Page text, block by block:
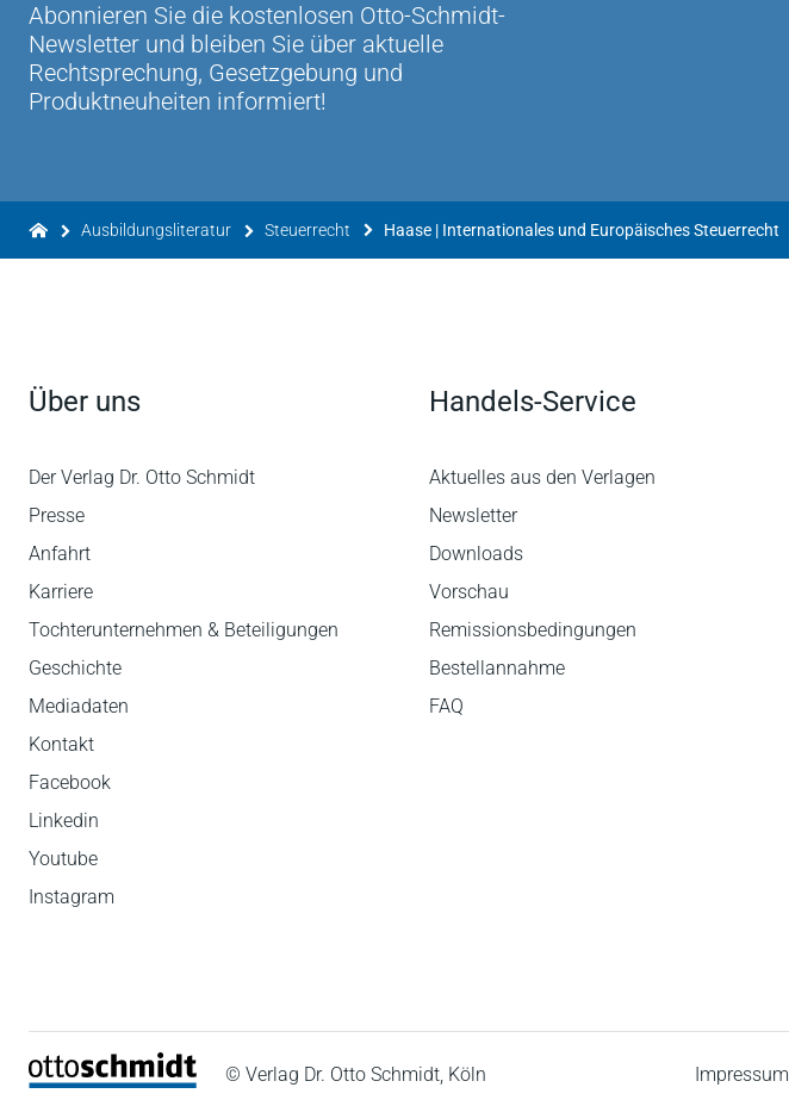
Abonnieren Sie die kostenlosen Otto-Schmidt-
Newsletter und bleiben Sie über aktuelle
Rechtsprechung, Gesetzgebung und
Produktneuheiten informiert!
Ausbildungsliteratur Steuerrecht Haase | Internationales und Europäisches Steuerrecht
Über uns
Der Verlag Dr. Otto Schmidt
Presse
Anfahrt
Karriere
Tochterunternehmen & Beteiligungen
Geschichte
Mediadaten
Kontakt
Facebook
Linkedin
Youtube
Instagram
Handels-Service
Aktuelles aus den Verlagen
Newsletter
Downloads
Vorschau
Remissionsbedingungen
Bestellannahme
FAQ
© Verlag Dr. Otto Schmidt, Köln Impressum